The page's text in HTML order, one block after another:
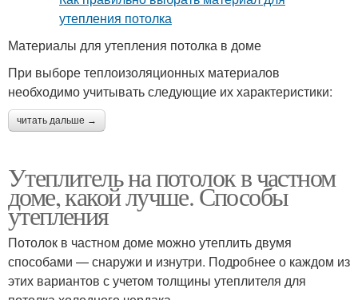
Материалы для утепления потолка в доме
При выборе теплоизоляционных материалов
необходимо учитывать следующие их характеристики:
читать дальше →
Утеплитель на потолок в частном
доме, какой лучше. Способы
утепления
Потолок в частном доме можно утеплить двумя
способами — снаружи и изнутри. Подробнее о каждом из
этих вариантов с учетом толщины утеплителя для